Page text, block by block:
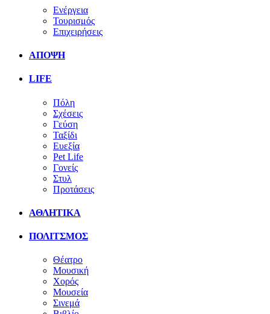
Ενέργεια
Τουρισμός
Επιχειρήσεις
ΑΠΟΨΗ
LIFE
Πόλη
Σχέσεις
Γεύση
Ταξίδι
Ευεξία
Pet Life
Γονείς
Στυλ
Προτάσεις
ΑΘΛΗΤΙΚΑ
ΠΟΛΙΤΣΜΟΣ
Θέατρο
Μουσική
Χορός
Μουσεία
Σινεμά